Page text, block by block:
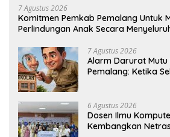
7 Agustus 2026
Komitmen Pemkab Pemalang Untuk
Perlindungan Anak Secara
7 Agustus 2026
Alarm Darurat Mutu
Pemalang: Ketika
6 Agustus 2026
Dosen Ilmu
Kembangkan